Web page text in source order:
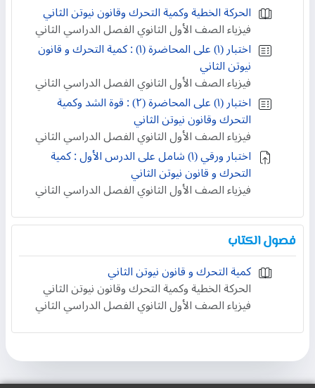
الحركة الخطية وكمية التحرك وقانون نيوتن الثاني
فيزياء الصف الأول الثانوي الفصل الدراسي الثاني
اختبار (١) على المحاضرة (١) : كمية التحرك و قانون
نيوتن الثاني
فيزياء الصف الأول الثانوي الفصل الدراسي الثاني
اختبار (١) على المحاضرة (٢) : قوة الشد وكمية
التحرك وقانون نيوتن الثاني
فيزياء الصف الأول الثانوي الفصل الدراسي الثاني
اختبار ورقي (۱) شامل على الدرس الأول : كمية
التحرك و قانون نيوتن الثاني
فيزياء الصف الأول الثانوي الفصل الدراسي الثاني
فصول الكتاب
كمية التحرك و قانون نيوتن الثاني
الحركة الخطية وكمية التحرك وقانون نيوتن الثاني
فيزياء الصف الأول الثانوي الفصل الدراسي الثاني